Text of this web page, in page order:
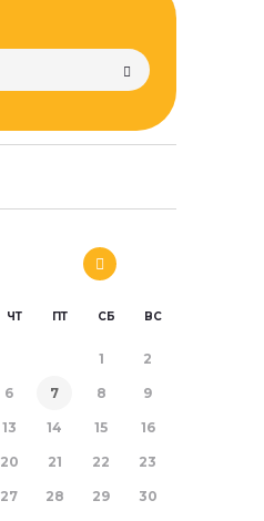
ЧТ ПТ СБ ВС
1 2
6 7 8 9
13 14 15 16
20 21 22 23
27 28 29 30